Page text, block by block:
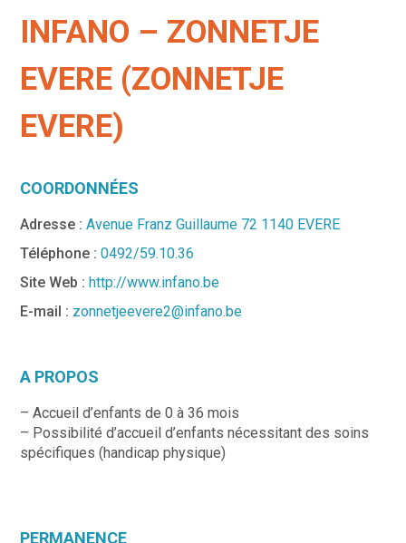
INFANO – ZONNETJE
EVERE (ZONNETJE
EVERE)
COORDONNÉES
Adresse : Avenue Franz Guillaume 72 1140 EVERE
Téléphone :0492/59.10.36
Site Web : http://www.infano.be
E-mail : zonnetjeevere2@infano.be
A PROPOS
– Accueil d’enfants de 0 à 36 mois
– Possibilité d’accueil d’enfants nécessitant des soins
spécifiques (handicap physique)
PERMANENCE